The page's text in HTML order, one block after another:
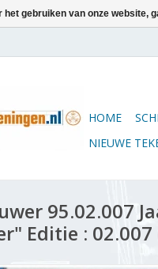
HOME
NIEUWE
95.02.007
Editie : 02.007
het gebruiken van onze website,